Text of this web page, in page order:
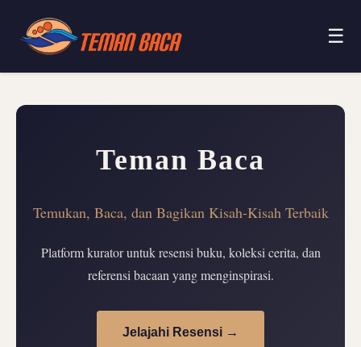
☰
Teman Baca
Temukan, Baca, dan Bagikan Kisah-Kisah Terbaik
Platform kurator untuk resensi buku, koleksi cerita, dan
referensi bacaan yang menginspirasi.
Jelajahi Resensi →